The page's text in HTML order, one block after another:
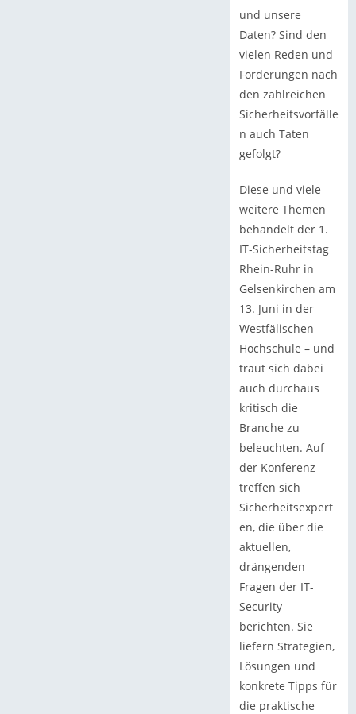
und unsere
Daten? Sind den
vielen Reden und
Forderungen nach
den zahlreichen
Sicherheitsvorfälle
n auch Taten
gefolgt?
Diese und viele
weitere Themen
behandelt der 1.
IT-Sicherheitstag
Rhein-Ruhr in
Gelsenkirchen am
13. Juni in der
Westfälischen
Hochschule – und
traut sich dabei
auch durchaus
kritisch die
Branche zu
beleuchten. Auf
der Konferenz
treffen sich
Sicherheitsexpert
en, die über die
aktuellen,
drängenden
Fragen der IT-
Security
berichten. Sie
liefern Strategien,
Lösungen und
konkrete Tipps für
die praktische